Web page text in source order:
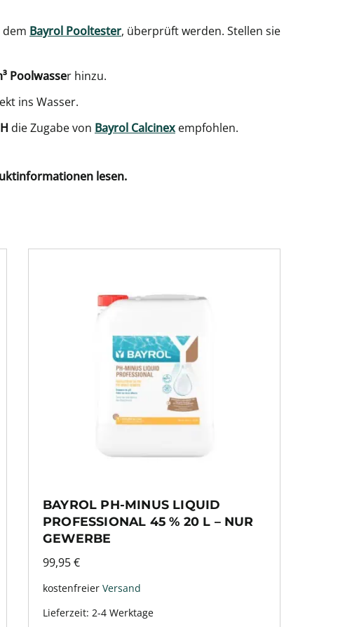
Bayrol Pooltester, überprüft werden. Stellen sie
Poolwasser hinzu.
ins Wasser.
die Zugabe von Bayrol Calcinex empfohlen.
lesen.
BAYROL PH-MINUS LIQUID
PROFESSIONAL 45 % 20 L – NUR
GEWERBE
99,95€
kostenfreier Versand
Lieferzeit: 2-4 Werktage